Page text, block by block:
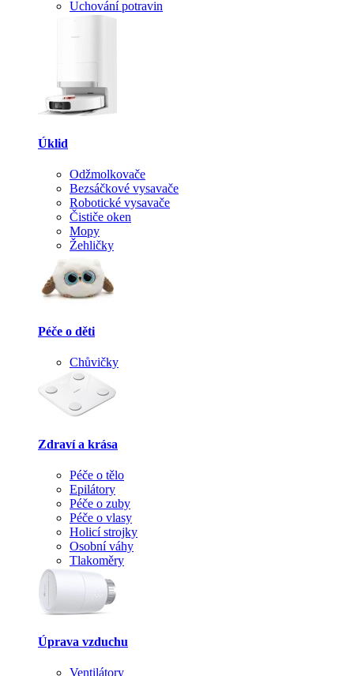
Uchování potravin
Úklid
Odžmolkovače
Bezsáčkové vysavače
Robotické vysavače
Čističe oken
Mopy
Žehličky
Péče o děti
Chůvičky
Zdraví a krása
Péče o tělo
Epilátory
Péče o zuby
Péče o vlasy
Holicí strojky
Osobní váhy
Tlakoměry
Úprava vzduchu
Ventilátory